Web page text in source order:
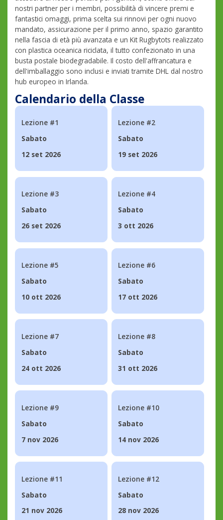
nostri partner per i membri, possibilità di vincere premi e
fantastici omaggi, prima scelta sui rinnovi per ogni nuovo
mandato, assicurazione per il primo anno, spazio garantito
nella fascia di età più avanzata e un Kit Rugbytots realizzato
con plastica oceanica riciclata, il tutto confezionato in una
busta postale biodegradabile. Il costo dell'affrancatura e
dell'imballaggio sono inclusi e inviati tramite DHL dal nostro
hub europeo in Irlanda.
Calendario della Classe
Lezione #1
Sabato
12 set 2026
Lezione #2
Sabato
19 set 2026
Lezione #3
Sabato
26 set 2026
Lezione #4
Sabato
3 ott 2026
Lezione #5
Sabato
10 ott 2026
Lezione #6
Sabato
17 ott 2026
Lezione #7
Sabato
24 ott 2026
Lezione #8
Sabato
31 ott 2026
Lezione #9
Sabato
7 nov 2026
Lezione #10
Sabato
14 nov 2026
Lezione #11
Sabato
21 nov 2026
Lezione #12
Sabato
28 nov 2026